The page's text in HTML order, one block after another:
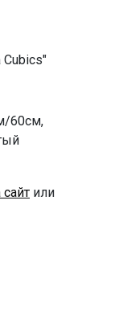
Cubics"
60см,
или